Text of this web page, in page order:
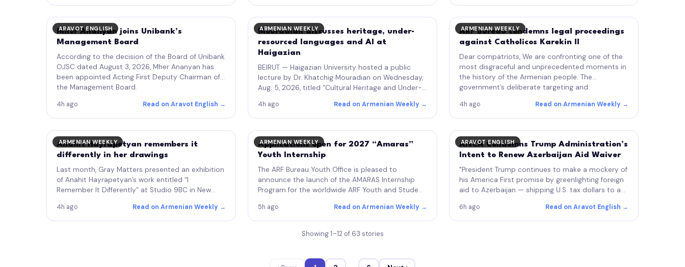
նաեւ եթէ ոչ մասնաւորաբար, որովհետեւ
կու գայ սփիւռքեան…
հոգեւորականներուն դէմ յարուցուած
դատական գործընթացը՝ զայն…
ARAVOT ENGLISH
Mher Ananyan joins Unibank’s
Management Board
According to the decision of the Board of Unibank
OJSC dated August 3, 2026, Mher Ananyan has
been appointed Acting First Deputy Chairman of
the Management Board.
4h ago Read on Aravot English →
ARMENIAN WEEKLY
Mouradian discusses heritage, under-
resourced languages and AI at
Haigazian
BEIRUT — Haigazian University hosted a public
lecture by Dr. Khatchig Mouradian on Wednesday,
Aug. 5, 2026, titled “Cultural Heritage and Under-
Antranig Dakessian offered…
4h ago Read on Armenian Weekly →
ARMENIAN WEEKLY
ARF Bureau condemns legal proceedings
against Catholicos Karekin II
Dear compatriots, We are confronting one of the
most disgraceful and unprecedented moments in
the history of the Armenian people. The
government’s deliberate targeting and
4h ago Read on Armenian Weekly →
ARMENIAN WEEKLY
Anahit Hayrapetyan remembers it
differently in her drawings
Last month, Gray Matters presented an exhibition
of Anahit Hayrapetyan’s work entitled “I
Remember It Differently” at Studio 9BC in New
architect and artist. Born in Armenia,…
4h ago Read on Armenian Weekly →
ARMENIAN WEEKLY
Applications open for 2027 “Amaras”
Youth Internship
The ARF Bureau Youth Office is pleased to
announce the launch of the AMARAS Internship
Program for the worldwide ARF Youth and Student
training and exchange initiative designed…
5h ago Read on Armenian Weekly →
ARAVOT ENGLISH
ANCA Condemns Trump Administration’s
Intent to Renew Azerbaijan Aid Waiver
"President Trump continues to make a mockery of
his America First promise by greenlighting foreign
aid to Azerbaijan — shipping U.S. tax dollars to an
holds Armenian…
6h ago Read on Aravot English →
Showing 1–12 of 63 stories